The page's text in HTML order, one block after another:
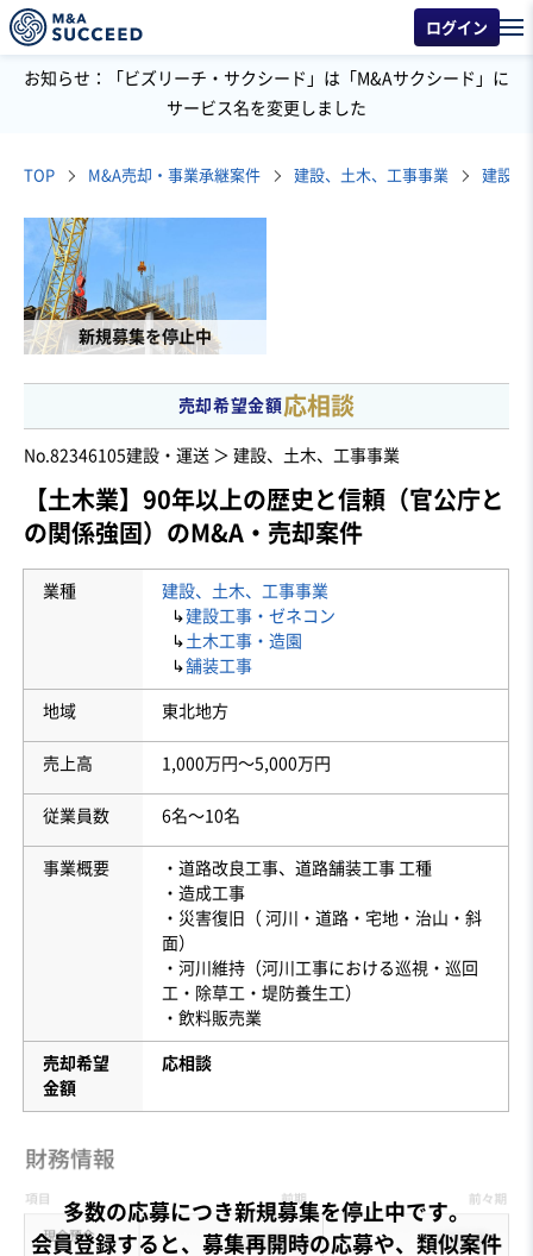
ログイン
お知らせ：「ビズリーチ・サクシード」は「M&Aサクシード」に
サービス名を変更しました
TOP M&A売却・事業承継案件 建設、土木、工事事業 建設工
新規募集を停止中
売却希望金額応相談
No.82346105建設・運送 ＞ 建設、土木、工事事業
【土木業】90年以上の歴史と信頼（官公庁と
の関係強固）のM&A・売却案件
業種
建設、土木、工事事業
↳建設工事・ゼネコン
↳ 土木工事・造園
↳舗装工事
地域 東北地方
売上高 1,000万円〜5,000万円
従業員数 6名〜10名
事業概要
・道路改良工事、道路舗装工事 工種
・造成工事
・災害復旧（ 河川・道路・宅地・治山・斜
面）
・河川維持（河川工事における巡視・巡回
工・除草工・堤防養生工）
・飲料販売業
売却希望
金額
応相談
多数の応募につき新規募集を停止中です。
会員登録すると、募集再開時の応募や、類似案件